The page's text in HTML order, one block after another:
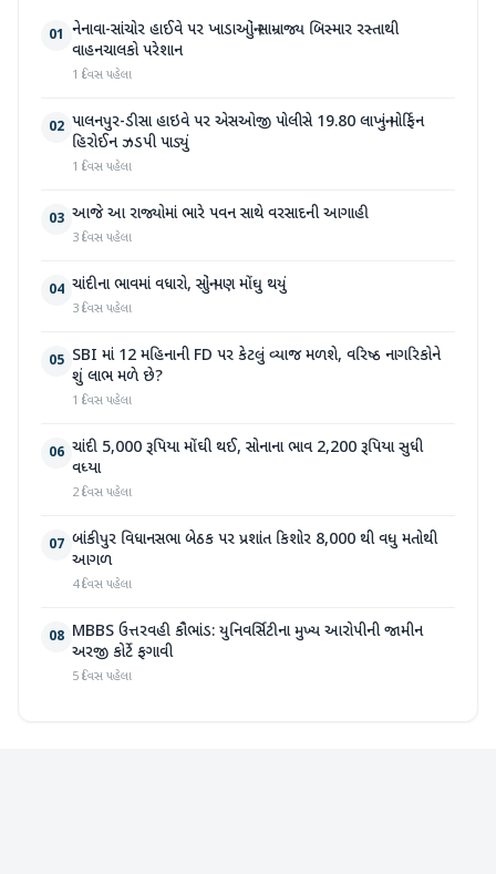
01 નેનાવા-સાંચોર હાઈવે પર ખાડાઓનું સામ્રાજ્ય બિસ્માર રસ્તાથી
વાહનચાલકો પરેશાન
1 દિવસ પહેલા
02 પાલનપુર-ડીસા હાઇવે પર એસઓજી પોલીસે 19.80 લાખનું મોર્ફિન
હિરોઈન ઝડપી પાડ્યું
1 દિવસ પહેલા
03 આજે આ રાજ્યોમાં ભારે પવન સાથે વરસાદની આગાહી
3 દિવસ પહેલા
04 ચાંદીના ભાવમાં વધારો, સોનું પણ મોંઘુ થયું
3 દિવસ પહેલા
05 SBI માં 12 મહિનાની FD પર કેટલું વ્યાજ મળશે, વરિષ્ઠ નાગરિકોને
શું લાભ મળે છે?
1 દિવસ પહેલા
06 ચાંદી 5,000 રૂપિયા મોંઘી થઈ, સોનાના ભાવ 2,200 રૂપિયા સુધી
વધ્યા
2 દિવસ પહેલા
07 બાંકીપુર વિધાનસભા બેઠક પર પ્રશાંત કિશોર 8,000 થી વધુ મતોથી
આગળ
4 દિવસ પહેલા
08 MBBS ઉત્તરવહી કૌભાંડ: યુનિવર્સિટીના મુખ્ય આરોપીની જામીન
અરજી કોર્ટે ફગાવી
5 દિવસ પહેલા